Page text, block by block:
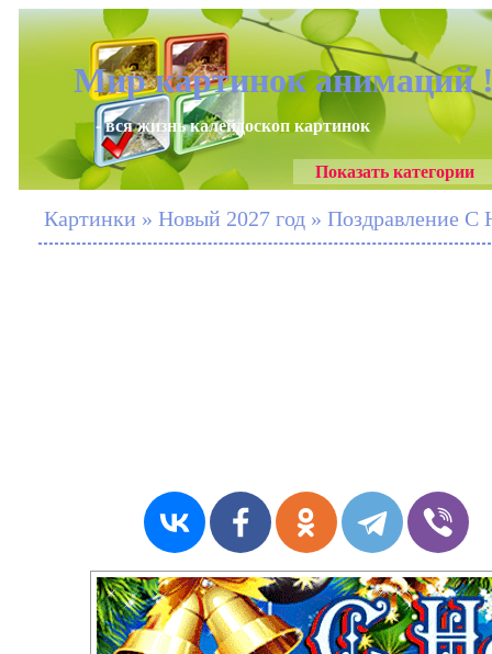
Мир картинок анимаций
- вся жизнь калейдоскоп картинок
Показать категории
Картинки » Новый 2027 год » Поздравление С